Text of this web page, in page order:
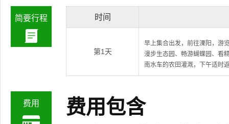
简要行程 时间
第1天
早上集合出发，前往溧阳，游
漫步生态园、畅游蝴蝶园、看
南水车的农田灌溉，下午适时
费用 费用包含